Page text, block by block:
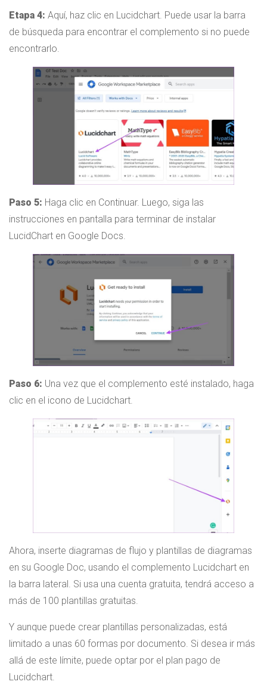
Etapa 4: Aquí, haz clic en Lucidchart. Puede usar la barra
de búsqueda para encontrar el complemento si no puede
encontrarlo.
Paso 5: Haga clic en Continuar. Luego, siga las
instrucciones en pantalla para terminar de instalar
LucidChart en Google Docs.
Paso 6: Una vez que el complemento esté instalado, haga
clic en el icono de Lucidchart.
Ahora, inserte diagramas de flujo y plantillas de diagramas
en su Google Doc, usando el complemento Lucidchart en
la barra lateral. Si usa una cuenta gratuita, tendrá acceso a
más de 100 plantillas gratuitas.
Y aunque puede crear plantillas personalizadas, está
limitado a unas 60 formas por documento. Si desea ir más
allá de este límite, puede optar por el plan pago de
Lucidchart.